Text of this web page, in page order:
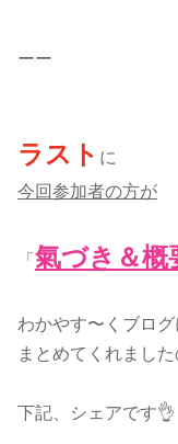
ーー
ラスト に
今回参加者の方が
「 氣づき＆概
わかやす〜くブログ
まとめてくれまし
下記、シェアです👌